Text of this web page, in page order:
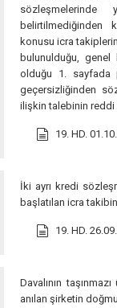
sözleşmelerinde
belirtilmediğinden
konusu icra
bulunulduğu, genel
olduğu 1. sayfada
geçersizliğinden
ilişkin talebinin reddi
19. HD.
İki ayrı kredi
başlatılan icra
19. HD.
Davalının
anılan şirketin